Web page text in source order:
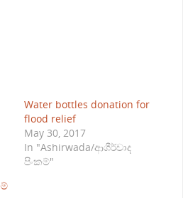
Water bottles donation for
flood relief
May 30, 2017
In "Ashirwada/ආශීර්වාද
පිංකම්"